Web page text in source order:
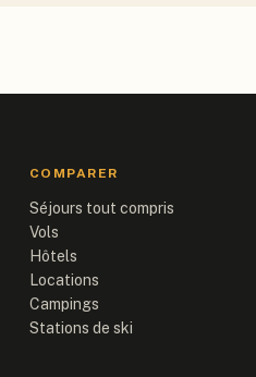
COMPARER
Séjours tout compris
Vols
Hôtels
Locations
Campings
Stations de ski